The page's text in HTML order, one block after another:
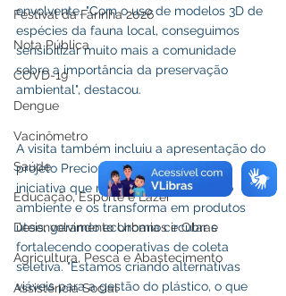
Festival da Farinha 2026
Nota Pública
COVD-19
Dengue
Vacinômetro
Saúde
Educação, Esporte e Lazer
Desenvolvimento Urbanos e Obras
Agricultura, Pesca e Abastecimento
Assistência Social
envolvente. "Com o uso de modelos 3D de
espécies da fauna local, conseguimos
sensibilizar muito mais a comunidade
sobre a importância da preservação
ambiental", destacou.
A visita também incluiu a apresentação do
projeto Precious Plastic-Acre, uma
iniciativa que retira plásticos do meio
ambiente e os transforma em produtos
úteis, gerando economia circular e
fortalecendo cooperativas de coleta
seletiva. "Estamos criando alternativas
viáveis para a gestão do plástico, o que